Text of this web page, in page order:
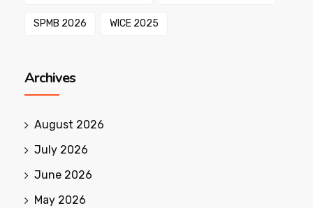
SPMB 2026 WICE 2025
Archives
August 2026
July 2026
June 2026
May 2026